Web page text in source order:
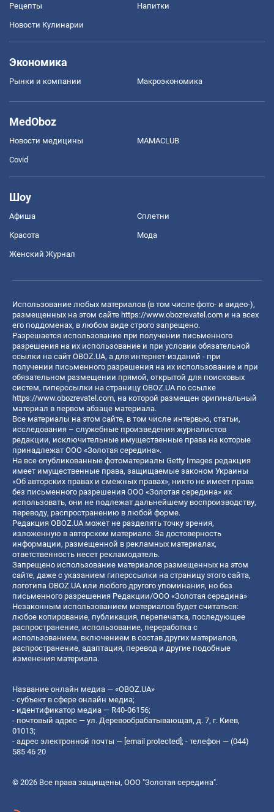
Рецепты Напитки
Новости Кулинарии
Экономика
Рынки и компании Mакроэкономика
MedOboz
Новости медицины MAMACLUB
Covid
Шоу
Афиша Сплетни
Красота Мода
Женский Журнал
Использование любых материалов (в том числе фото- и видео-),
размещенных на этом сайте https://www.obozrevatel.com и на всех
его поддоменах, в любом виде строго запрещено.
Разрешается использование при получении письменного
разрешения на их использование и при условии обязательной
ссылки на сайт OBOZ.UA, а для интернет-изданий - при
получении письменного разрешения на их использование и при
обязательном размещении прямой, открытой для поисковых
систем, гиперссылки на страницу OBOZ.UA по ссылке
https://www.obozrevatel.com, на которой размещен оригинальный
материал в первом абзаце материала.
Все материалы на этом сайте, в том числе интервью, статьи,
исследования – служебные произведения журналистов
редакции, исключительные имущественные права на которые
принадлежат ООО «Золотая середина».
На все опубликованные фотоматериалы Getty Images редакция
имеет имущественные права, защищаемые законом Украины
«Об авторских правах и смежных правах», никто не имеет права
без письменного разрешения ООО «Золотая середина» их
использовать, они не подлежат дальнейшему воспроизводству,
переводу, распространению в любой форме.
Редакция OBOZ.UA может не разделять точку зрения,
изложенную в авторском материале. За достоверность
информации, размещенной в рекламных материалах,
ответственность несет рекламодатель.
Запрещено использование материалов размещенных на этом
сайте, даже с указанием гиперссылки на страницу этого сайта,
логотипа OBOZ.UA или любого другого упоминания, но без
письменного разрешения Редакции/ООО «Золотая середина»
Незаконным использованием материалов будет считаться:
любое копирование, публикация, перепечатка, последующее
распространение, использование, переработка с
использованием, включением в состав других материалов,
распространение, адаптация, перевод и другие подобные
изменения материала.
Название онлайн медиа — «OBOZ.UA»
- субъект в сфере онлайн медиа;
- идентификатор медиа — R40-06156;
- почтовый адрес — ул. Деревообрабатывающая, д. 7, г. Киев,
01013;
- адрес электронной почты — [email protected] ; - телефон — (044)
585 46 20
© 2026 Все права защищены, ООО "Золотая середина".